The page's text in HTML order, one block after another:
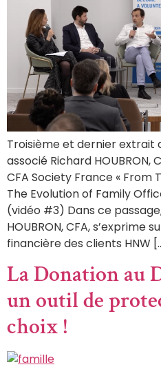
Troisième et dernier extrait
associé Richard
CFA Society France « From
The Evolution of Family
(vidéo #3) Dans ce
HOUBRON, CFA, s’exprime
financière des clients HNW
La Donation au
un outil de
choix !